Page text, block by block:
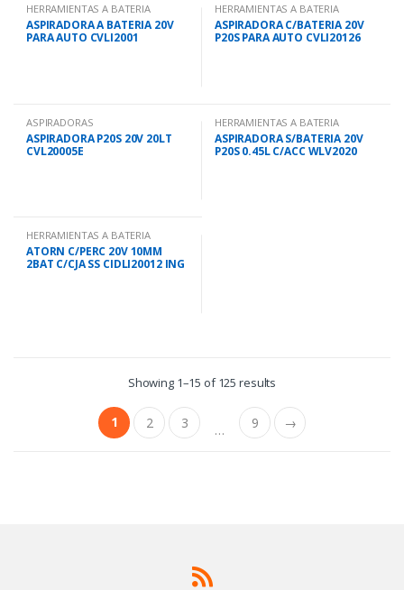
HERRAMIENTAS A BATERIA
ASPIRADORA A BATERIA 20V
PARA AUTO CVLI2001
HERRAMIENTAS A BATERIA
ASPIRADORA C/BATERIA 20V
P20S PARA AUTO CVLI20126
ASPIRADORAS
ASPIRADORA P20S 20V 20LT
CVL20005E
HERRAMIENTAS A BATERIA
ASPIRADORA S/BATERIA 20V
P20S 0.45L C/ACC WLV2020
HERRAMIENTAS A BATERIA
ATORN C/PERC 20V 10MM
2BAT C/CJA SS CIDLI20012 ING
Showing 1–15 of 125 results
1 2 3 … 9 →